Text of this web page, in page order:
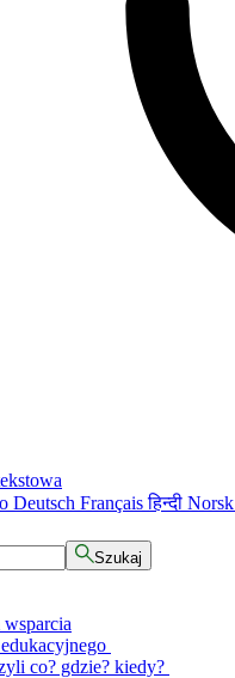
Deutsch Françaisहिन्दी Norsk
Szukaj
co? gdzie? kiedy?